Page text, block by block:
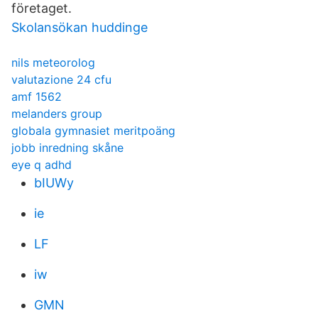
företaget.
Skolansökan huddinge
nils meteorolog
valutazione 24 cfu
amf 1562
melanders group
globala gymnasiet meritpoäng
jobb inredning skåne
eye q adhd
bIUWy
ie
LF
iw
GMN